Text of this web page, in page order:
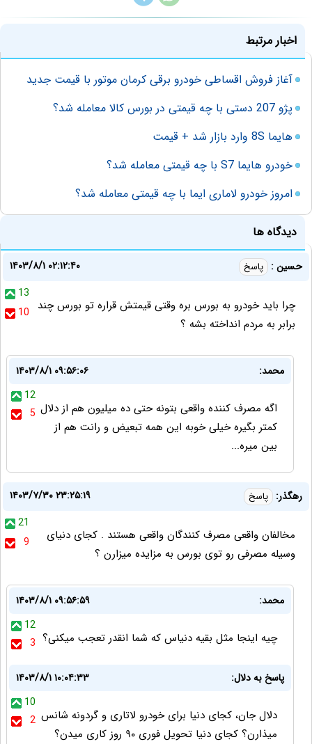
اخبار مرتبط
آغاز فروش اقساطی خودرو برقی کرمان موتور با قیمت جدید
پژو 207 دستی با چه قیمتی در بورس کالا معامله شد؟
هایما 8S وارد بازار شد + قیمت
خودرو هایما S7 با چه قیمتی معامله شد؟
امروز خودرو لاماری ایما با چه قیمتی معامله شد؟
دیدگاه ها
حسین : پاسخ
۱۴۰۳/۸/۱ ۰۲:۱۲:۴۰
13
10
چرا باید خودرو به بورس بره وقتی قیمتش قراره تو بورس چند
برابر به مردم انداخته بشه ؟
محمد:
۱۴۰۳/۸/۱ ۰۹:۵۶:۰۶
12
5 اگه مصرف کننده واقعی بتونه حتی ده میلیون هم از دلال
کمتر بگیره خیلی خوبه این همه تبعیض و رانت هم از
بین میره...
رهگذر: پاسخ
۱۴۰۳/۷/۳۰ ۲۳:۲۵:۱۹
21
9
مخالفان واقعی مصرف کنندگان واقعی هستند . کجای دنیای
وسیله مصرفی رو توی بورس به مزایده میزارن ؟
محمد:
۱۴۰۳/۸/۱ ۰۹:۵۶:۵۹
12
3 چیه اینجا مثل بقیه دنیاس که شما انقدر تعجب میکنی؟
پاسخ به دلال:
۱۴۰۳/۸/۱ ۱۰:۰۴:۳۳
10
2 دلال جان، کجای دنیا برای خودرو لاتاری و گردونه شانس
میذارن؟ کجای دنیا تحویل فوری ۹۰ روز کاری میدن؟